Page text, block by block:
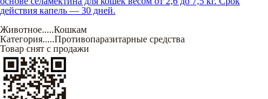
действия капель — 30 дней.
Животное.....Кошкам
Категория.....Противопаразитарные средства
Товар снят с продажи